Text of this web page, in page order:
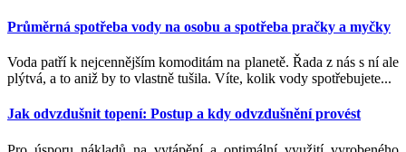
Průměrná spotřeba vody na osobu a spotřeba pračky a myčky
Voda patří k nejcennějším komoditám na planetě. Řada z nás s ní ale
plýtvá, a to aniž by to vlastně tušila. Víte, kolik vody spotřebujete...
Jak odvzdušnit topení: Postup a kdy odvzdušnění provést